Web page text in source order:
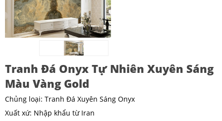
Tranh Đá Onyx Tự Nhiên Xuyên Sáng
Màu Vàng Gold
Chủng loại: Tranh Đá Xuyên Sáng Onyx
Xuất xứ: Nhập khẩu từ Iran